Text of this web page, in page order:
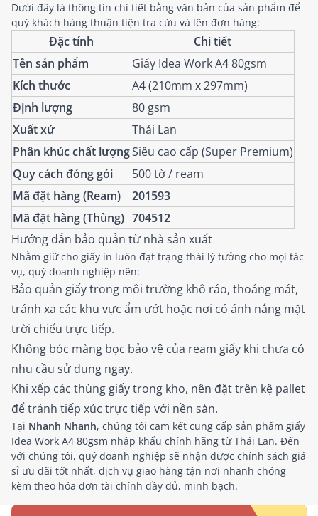
Dưới đây là thông tin chi tiết bằng văn bản của sản phẩm để
quý khách hàng thuận tiện tra cứu và lên đơn hàng:
Đặc tính
Chi tiết
Tên sản phẩm
Giấy Idea Work A4 80gsm
Kích thước
A4 (210mm x 297mm)
Định lượng
80 gsm
Xuất xứ
Thái Lan
Phân khúc chất lượngSiêu cao cấp (Super Premium)
Quy cách đóng gói
500 tờ / ream
Mã đặt hàng (Ream)
201593
Mã đặt hàng (Thùng) 704512
Hướng dẫn bảo quản từ nhà sản xuất
Nhằm giữ cho giấy in luôn đạt trạng thái lý tưởng cho mọi tác
vụ, quý doanh nghiệp nên:
Bảo quản giấy trong môi trường khô ráo, thoáng mát,
tránh xa các khu vực ẩm ướt hoặc nơi có ánh nắng mặt
trời chiếu trực tiếp.
Không bóc màng bọc bảo vệ của ream giấy khi chưa có
nhu cầu sử dụng ngay.
Khi xếp các thùng giấy trong kho, nên đặt trên kệ pallet
để tránh tiếp xúc trực tiếp với nền sàn.
Tại Nhanh Nhanh, chúng tôi cam kết cung cấp sản phẩm giấy
Idea Work A4 80gsm nhập khẩu chính hãng từ Thái Lan. Đến
với chúng tôi, quý doanh nghiệp sẽ nhận được chính sách giá
sỉ ưu đãi tốt nhất, dịch vụ giao hàng tận nơi nhanh chóng
kèm theo hóa đơn tài chính đầy đủ, minh bạch.